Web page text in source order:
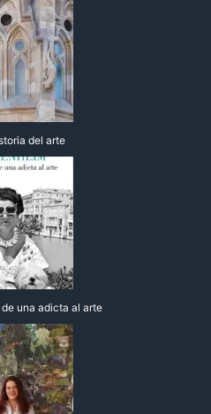
del arte
una adicta al arte